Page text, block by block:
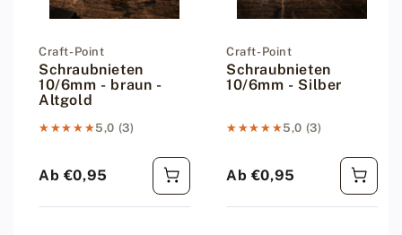
Anbieter:
Craft-Point
Schraubnieten
10/6mm - braun -
Altgold
★★★★★
★★★★★5,0 (3)
Regulärer Preis
Ab €0,95
Anbieter:
Craft-Point
Schraubnieten
10/6mm - Silber
★★★★★
★★★★★5,0 (3)
Regulärer Preis
Ab €0,95